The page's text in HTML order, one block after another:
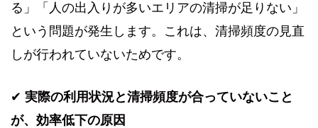
る」「人の出入りが多いエリアの清掃が足りない」
という問題が発生します。これは、清掃頻度の見直
しが行われていないためです。
✔ 実際の利用状況と清掃頻度が合っていないこと
が、効率低下の原因